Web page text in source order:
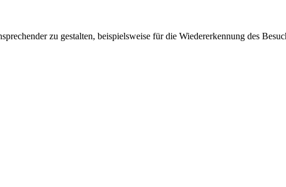
zu gestalten, beispielsweise für die Wiedererkennung des